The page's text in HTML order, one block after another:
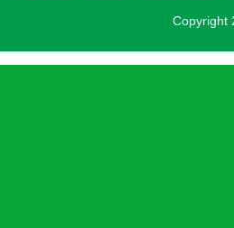
Copyright